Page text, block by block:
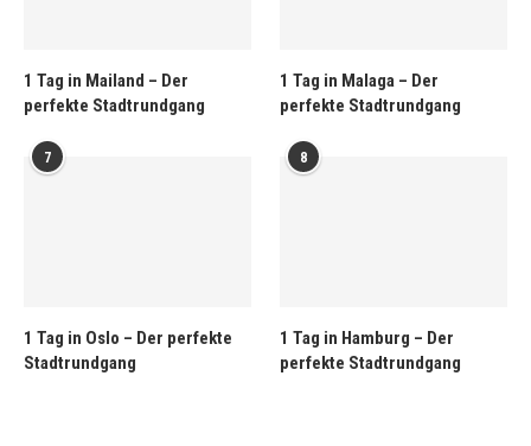
1 Tag in Mailand – Der
perfekte Stadtrundgang
1 Tag in Malaga – Der
perfekte Stadtrundgang
7
1 Tag in Oslo – Der perfekte
Stadtrundgang
8
1 Tag in Hamburg – Der
perfekte Stadtrundgang